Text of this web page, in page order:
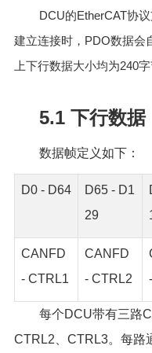
DCU的EtherCAT协
建立连接时， PDO数据会
上下行数据大小均为240字
5.1 下行数据
数据帧定义如下：
D0 - D64
D65 - D1
29
CANFD
- CTRL1
CANFD
- CTRL2
每个DCU带有三路
CTRL2、CTRL3。每路